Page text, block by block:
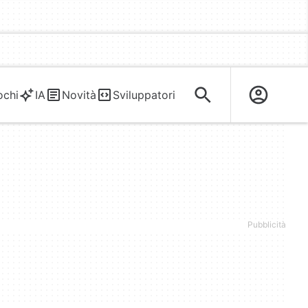
IA Novità Sviluppatori